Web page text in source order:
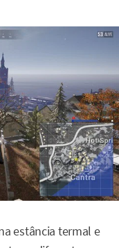
estância termal e